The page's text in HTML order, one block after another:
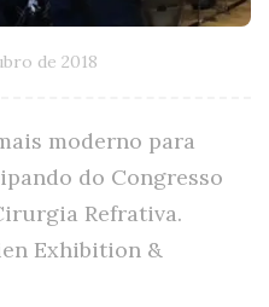
de 2018
moderno para
do Congresso
Refrativa.
Exhibition &